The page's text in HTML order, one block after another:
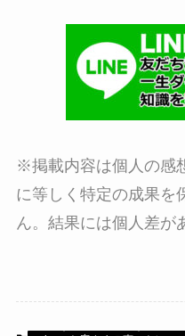
※掲載内容は個人の感
に等しく特定の成果を
ん。結果には個人差が